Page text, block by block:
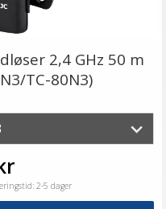
2,4 GHz 50 m
TC-80N3)
2-5 dager